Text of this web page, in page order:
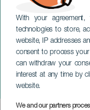
With your
technologies to store,
website, IP addresses
consent to process your
can withdraw your
interest at any time by
website.
We and our partners
TENERIFFA